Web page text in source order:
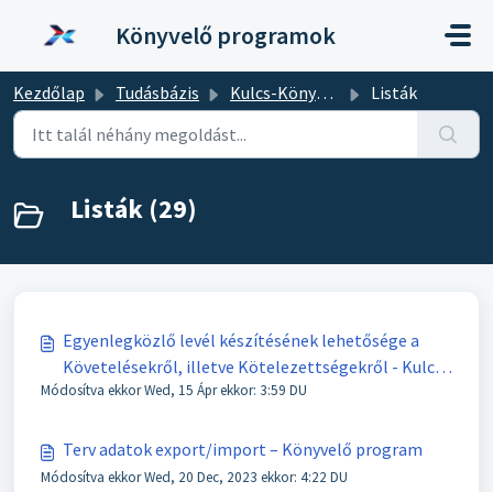
Könyvelő programok
Kezdőlap Tudásbázis Kulcs-Könyvelés Listák
Listák (29)
Egyenlegközlő levél készítésének lehetősége a
Követelésekről, illetve Kötelezettségekről - Kulcs-
Könyvelés
Módosítva ekkor Wed, 15 Ápr ekkor: 3:59 DU
Terv adatok export/import – Könyvelő program
Módosítva ekkor Wed, 20 Dec, 2023 ekkor: 4:22 DU